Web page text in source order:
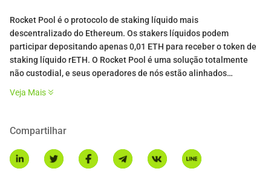
Rocket Pool é o protocolo de staking líquido mais
descentralizado do Ethereum. Os stakers líquidos podem
participar depositando apenas 0,01 ETH para receber o token de
staking líquido rETH. O Rocket Pool é uma solução totalmente
não custodial, e seus operadores de nós estão alinhados
Juntar-se como operador de nó é totalmente sem permissão e
aumentado é fornecido tanto pela comissão do operador quanto
espaço de staking desde sua criação em 2016, o que lhes confere
um pedigree e um histórico sem igual.
Veja Mais
Compartilhar